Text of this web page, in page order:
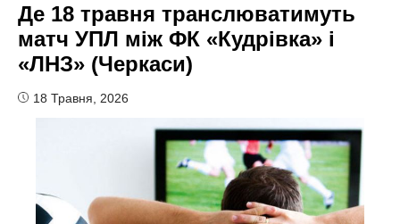
Де 18 травня транслюватимуть
матч УПЛ між ФК «Кудрівка» і
«ЛНЗ» (Черкаси)
18 Травня, 2026